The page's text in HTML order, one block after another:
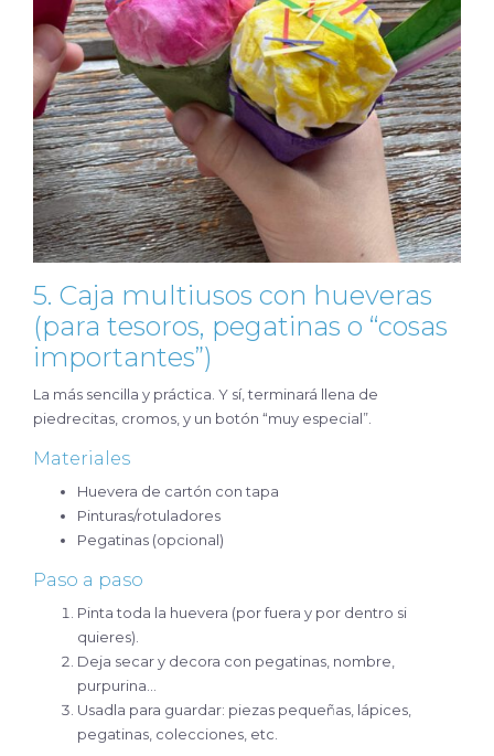
5. Caja multiusos con hueveras
(para tesoros, pegatinas o “cosas
importantes”)
La más sencilla y práctica. Y sí, terminará llena de
piedrecitas, cromos, y un botón “muy especial”.
Materiales
Huevera de cartón con tapa
Pinturas/rotuladores
Pegatinas (opcional)
Paso a paso
Pinta toda la huevera (por fuera y por dentro si
quieres).
Deja secar y decora con pegatinas, nombre,
purpurina…
Usadla para guardar: piezas pequeñas, lápices,
pegatinas, colecciones, etc.